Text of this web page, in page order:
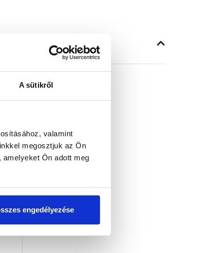
A sütikről
valamint
megosztjuk az Ön
Ön adott meg
engedélyezése